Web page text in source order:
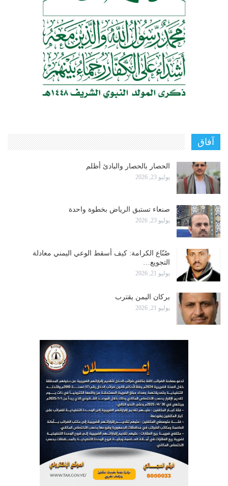
آفاق
الحصار بالحصار والبادئ أظلم
يوليو 23, 2026
صنعاء تستبق الرياض بخطوة واحدة
يوليو 23, 2026
صُنّاع الكرامة: كيف أسقط الوعي اليمني معادلة
التجويع…
يوليو 21, 2026
بركان اليمن يقترب
يوليو 21, 2026